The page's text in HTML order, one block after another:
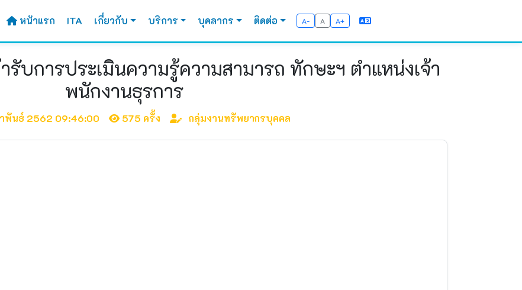
หน้าแรก ITA เกี่ยวกับ บริการ บุคลากร ติดต่อ A- A A+
บการประเมินความรู้ความสามารถ ทักษะฯ ตำแหน่งเจ้า
พนักงานธุรการ
าพันธ์ 2562 09:46:00 575 ครั้ง กลุ่มงานทรัพยากรบุคคล